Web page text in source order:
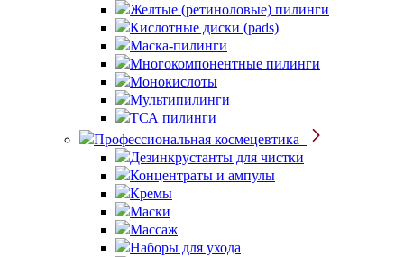
Желтые (ретиноловые) пилинги
Кислотные диски (pads)
Маска-пилинги
Многокомпонентные пилинги
Монокислоты
Мультипилинги
ТСА пилинги
Профессиональная космецевтика
Дезинкрустанты для чистки
Концентраты и ампулы
Кремы
Маски
Массаж
Наборы для ухода